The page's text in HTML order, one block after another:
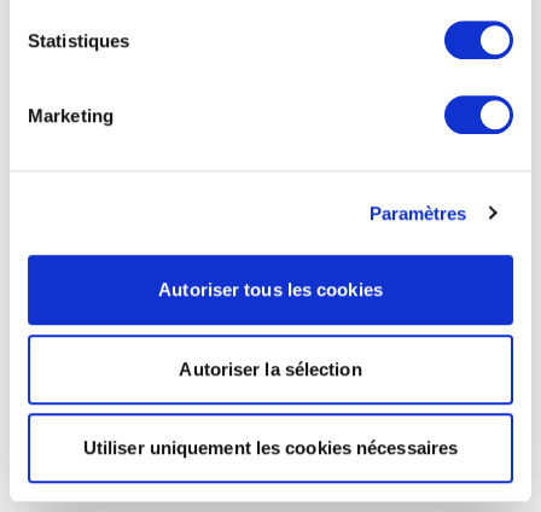
Statistiques
Marketing
Paramètres
Autoriser tous les cookies
Autoriser la sélection
Utiliser uniquement les cookies nécessaires